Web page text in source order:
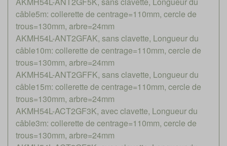
câble5m: collerette de centrage=110mm, cercle de
trous=130mm, arbre=24mm
AKMH54L-ANT2GFAK, sans clavette, Longueur du
câble10m: collerette de centrage=110mm, cercle de
trous=130mm, arbre=24mm
AKMH54L-ANT2GFFK, sans clavette, Longueur du
câble15m: collerette de centrage=110mm, cercle de
trous=130mm, arbre=24mm
AKMH54L-ACT2GF3K, avec clavette, Longueur du
câble3m: collerette de centrage=110mm, cercle de
trous=130mm, arbre=24mm